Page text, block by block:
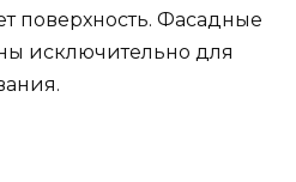
поверхность. Фасадные
исключительно для